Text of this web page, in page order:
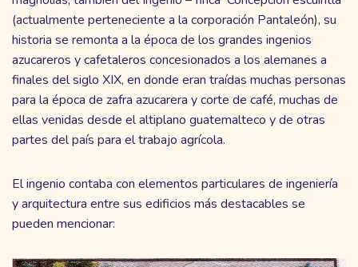
(actualmente perteneciente a la corporación Pantaleón), su
historia se remonta a la época de los grandes ingenios
azucareros y cafetaleros concesionados a los alemanes a
finales del siglo XIX, en donde eran traídas muchas personas
para la época de zafra azucarera y corte de café, muchas de
ellas venidas desde el altiplano guatemalteco y de otras
partes del país para el trabajo agrícola.
El ingenio contaba con elementos particulares de ingeniería
y arquitectura entre sus edificios más destacables se
pueden mencionar: